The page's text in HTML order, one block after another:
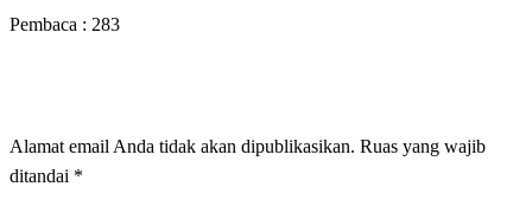
Pembaca : 283
Alamat email Anda tidak akan dipublikasikan. Ruas yang wajib
ditandai *